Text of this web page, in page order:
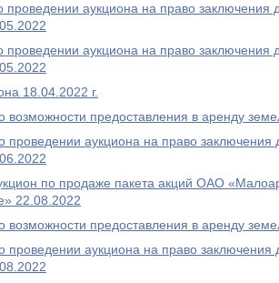
проведении аукциона на право заключения
проведении аукциона на право заключения
18.04.2022 г.
возможности предоставления в аренду
проведении аукциона на право заключения
по продаже пакета акций ОАО
22.08.2022
возможности предоставления в аренду
проведении аукциона на право заключения